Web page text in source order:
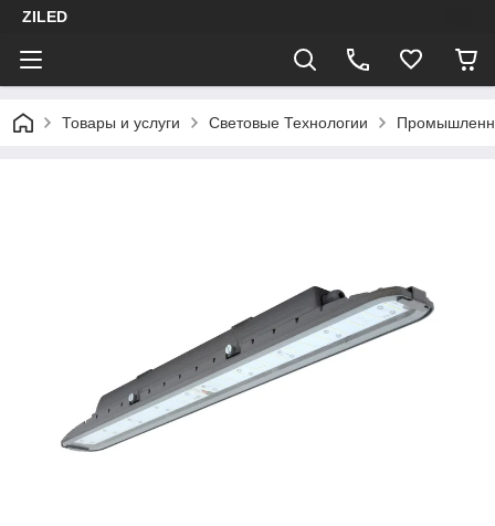
ZILED
Товары и услуги Световые Технологии